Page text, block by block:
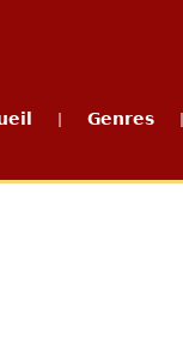
Genres